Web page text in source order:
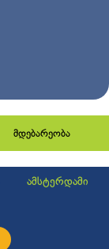
მდებარეობა
ამსტერდამი